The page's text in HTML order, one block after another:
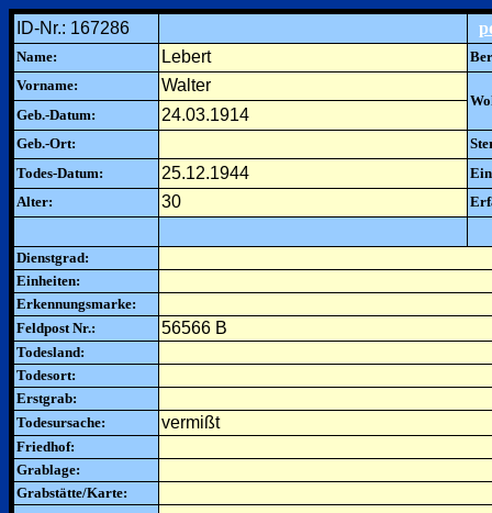
ID-Nr.: 167286
Name: Lebert
Vorname:
Walter
Geb.-Datum:
24.03.1914
Geb.-Ort:
Todes-Datum:
25.12.1944
Alter:
30
Dienstgrad:
Einheiten:
Erkennungsmarke:
Feldpost Nr.:
56566 B
Todesland:
Todesort:
Erstgrab:
Todesursache:
vermißt
Friedhof:
Grablage:
Grabstätte/Karte: